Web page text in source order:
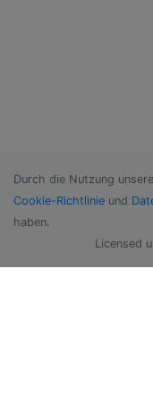
Durch die Nutzung
Cookie-Richtlinie und
haben.
Licensed